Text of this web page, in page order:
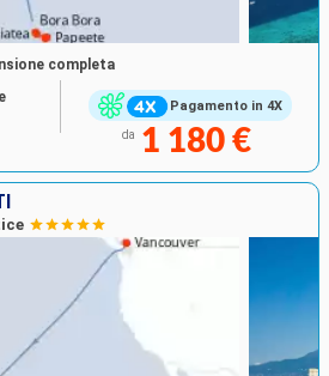
Pagamento in 4X
completa
da 1 180 €